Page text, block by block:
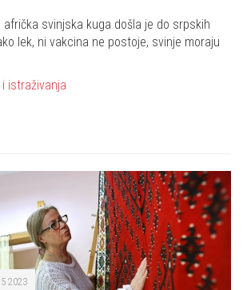
svinjska kuga došla je do srpskih
lek, ni vakcina ne postoje, svinje moraju
istraživanja
2023